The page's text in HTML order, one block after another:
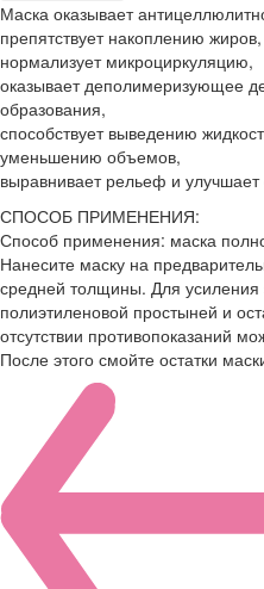
Маска оказывает
препятствует накоплению жиров,
нормализует микроциркуляцию,
оказывает деполимеризующее
образования,
способствует выведению
уменьшению объемов,
выравнивает рельеф и улучшает
СПОСОБ ПРИМЕНЕНИЯ:
Способ применения: маска
Нанесите маску на
средней толщины. Для
полиэтиленовой простыней и
отсутствии противопоказаний
После этого смойте остатки